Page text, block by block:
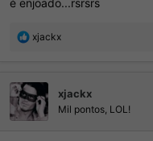
é enjoado...rsrsrs
R
ç
õ
e
s
xjackx
xjackx
Mil pontos, LOL!